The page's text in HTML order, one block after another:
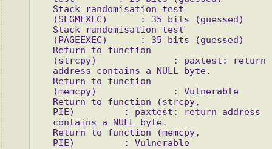
Stack randomisation test
(SEGMEXEC)      : 35 bits (guessed)
Stack randomisation test
(PAGEEXEC)      : 35 bits (guessed)
Return to function
(strcpy)              : paxtest: return
address contains a NULL byte.
Return to function
(memcpy)              : Vulnerable
Return to function (strcpy,
PIE)         : paxtest: return address
contains a NULL byte.
Return to function (memcpy,
PIE)         : Vulnerable